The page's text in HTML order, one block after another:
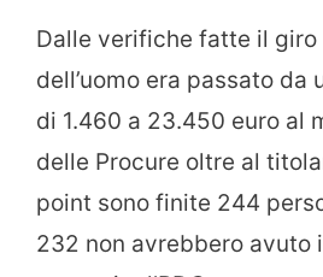
Dalle verifiche fatte il giro
dell’uomo era passato da
di 1.460 a 23.450 euro al
delle Procure oltre al
point sono finite 244
232 non avrebbero avuto